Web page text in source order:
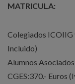
MATRICULA:
Colegiados ICOIIG
Incluido)
Alumnos
CGES:370.- Euros